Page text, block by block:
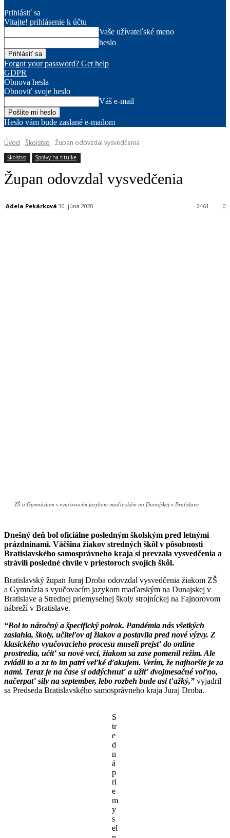
Prihlásiť sa
Vitajte! prihlásenie k účtu
Vaše užívateľské meno
heslo
Forgot your password? Get help
GDPR
Obnova hesla
Obnoviť svoje heslo
Váš e-mail
Heslo vám bude zaslané e-mailom
Úvod Školstvo Župan odovzdal vysvedčenia
Školstvo Správy na titulke
Župan odovzdal vysvedčenia
Adela Pekárková 30. júna 2020 0
2461
ZŠ a Gymnázium s vyučovacím jazykom maďarským na Dunajskej v Bratislave
Dnešný deň bol oficiálne posledným školským pred letnými
prázdninami. Väčšina žiakov stredných škôl v pôsobnosti
Bratislavského samosprávneho kraja si prevzala vysvedčenia a
strávili posledné chvíle v priestoroch svojich škôl.
Bratislavský župan Juraj Droba odovzdal vysvedčenia žiakom ZŠ
a Gymnázia s vyučovacím jazykom maďarským na Dunajskej v
Bratislave a Strednej priemyselnej školy strojníckej na Fajnorovom
nábreží v Bratislave.
“Bol to náročný a špecifický polrok. Pandémia nás všetkých
zasiahla, školy, učiteľov aj žiakov a postavila pred nové výzvy. Z
klasického vyučovacieho procesu museli prejsť do online
prostredia, učiť sa nové veci, žiakom sa zase pomenil režim. Ale
zvládli to a za to im patrí veľké ďakujem. Verím, že najhoršie je za
nami. Teraz je na čase si oddýchnuť a užiť dvojmesačné voľno,
načerpať sily na september, lebo rozbeh bude asi ťažký,” vyjadril
sa Predseda Bratislavského samosprávneho kraja Juraj Droba.
S
tr
e
d
n
á
p
ri
e
m
y
s
el